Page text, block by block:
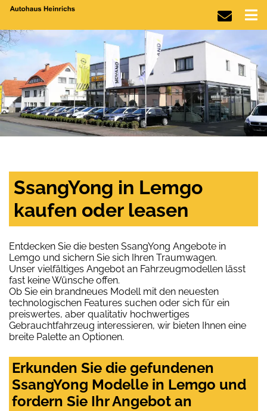
SsangYong in Lemgo
kaufen oder leasen
Entdecken Sie die besten SsangYong Angebote in
Lemgo und sichern Sie sich Ihren Traumwagen.
Unser vielfältiges Angebot an Fahrzeugmodellen lässt
fast keine Wünsche offen.
Ob Sie ein brandneues Modell mit den neuesten
technologischen Features suchen oder sich für ein
preiswertes, aber qualitativ hochwertiges
Gebrauchtfahrzeug interessieren, wir bieten Ihnen eine
breite Palette an Optionen.
Erkunden Sie die gefundenen
SsangYong Modelle in Lemgo und
fordern Sie Ihr Angebot an